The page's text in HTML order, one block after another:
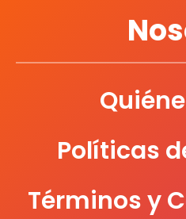
UNICAMPUS
Políticas
Términos y